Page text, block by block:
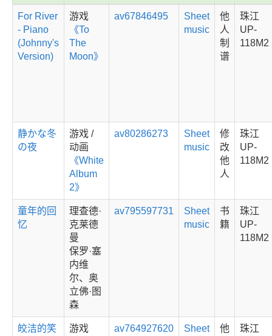
For River
- Piano
(Johnny's
Version)
游戏
《To
The
Moon》
av67846495
Sheet
music
他
人
制
谱
珠江
UP-
118M2
静かな冬
の夜
游戏 /
动画
《White
Album
2》
av80286273
Sheet
music
修
改
他
人
珠江
UP-
118M2
童年的回
忆
理查德·
克莱德
曼
保罗·塞
内维
尔、奥
立佛·图
森
av795597731
Sheet
music
书
籍
珠江
UP-
118M2
皎洁的笑
游戏
av764927620
Sheet
他
珠江